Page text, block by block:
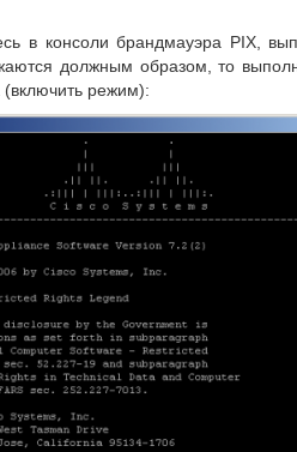
в консоли брандмауэра PIX,
должным образом, то
(включить режим):